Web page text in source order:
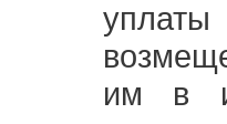
уплаты
им в